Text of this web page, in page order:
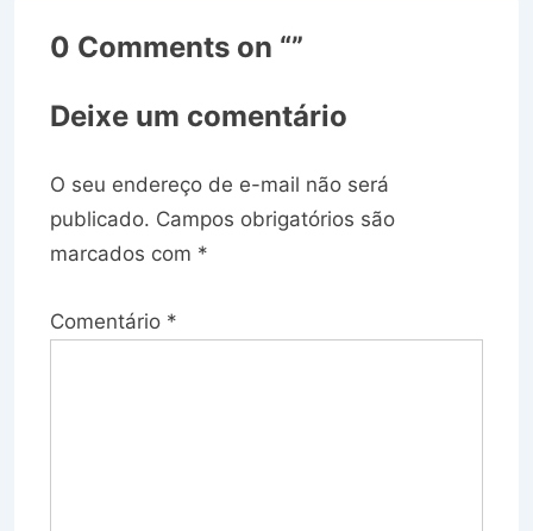
0 Comments on “”
Deixe um comentário
O seu endereço de e-mail não será
publicado. Campos obrigatórios são
marcados com *
Comentário *